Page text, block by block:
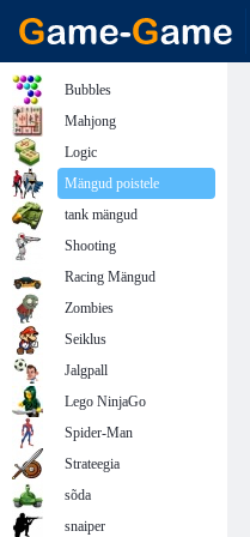
Bubbles
Mahjong
Logic
Mängud poistele
tank mängud
Shooting
Racing Mängud
Zombies
Seiklus
Jalgpall
Lego NinjaGo
Spider-Man
Strateegia
sõda
snaiper